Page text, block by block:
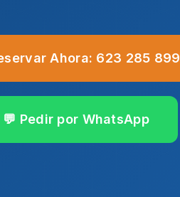
Ahora: 623 285 899
💬 Pedir por WhatsApp